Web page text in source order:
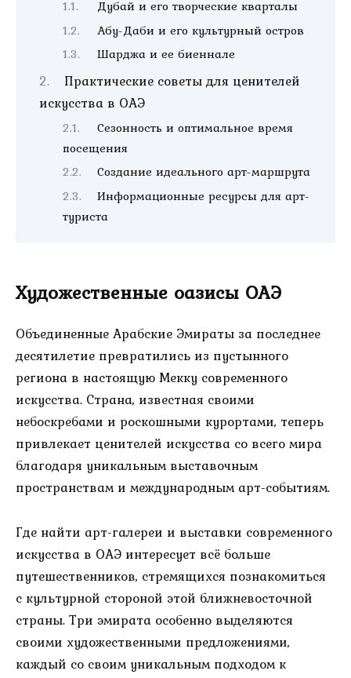
Дубай и его творческие кварталы
Абу-Даби и его культурный остров
Шарджа и ее биеннале
Практические советы для ценителей
искусства в ОАЭ
Сезонность и оптимальное время
посещения
Создание идеального арт-маршрута
Информационные ресурсы для арт-
туриста
Художественные оазисы ОАЭ
Объединенные Арабские Эмираты за последнее
десятилетие превратились из пустынного
региона в настоящую Мекку современного
искусства. Страна, известная своими
небоскребами и роскошными курортами, теперь
привлекает ценителей искусства со всего мира
благодаря уникальным выставочным
пространствам и международным арт-событиям.
Где найти арт-галереи и выставки современного
искусства в ОАЭ интересует всё больше
путешественников, стремящихся познакомиться
с культурной стороной этой ближневосточной
страны. Три эмирата особенно выделяются
своими художественными предложениями,
каждый со своим уникальным подходом к